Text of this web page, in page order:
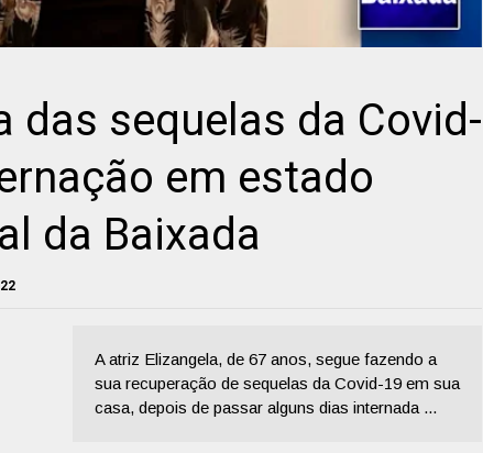
das sequelas da Covid-
em estado
da Baixada
A atriz Elizangela, de 67 anos, segue fazendo a
sua recuperação de sequelas da Covid-19 em sua
casa, depois de passar alguns dias internada ...